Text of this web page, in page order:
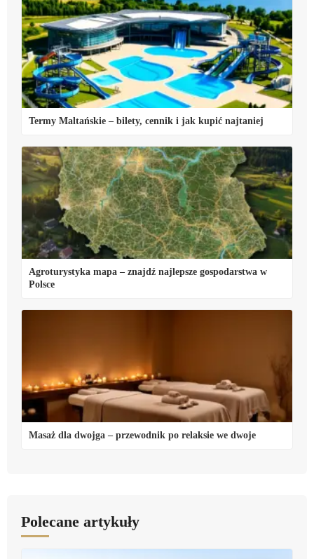
Termy Maltańskie – bilety, cennik i jak kupić najtaniej
Agroturystyka mapa – znajdź najlepsze gospodarstwa w
Polsce
Masaż dla dwojga – przewodnik po relaksie we dwoje
Polecane artykuły